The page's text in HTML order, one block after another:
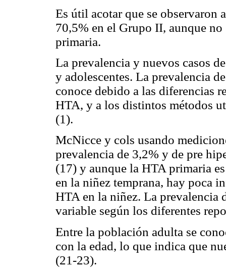
Es útil acotar que se observaron
70,5% en el Grupo II, aunque
primaria.
La prevalencia y nuevos casos
y adolescentes. La prevalencia
conoce debido a las diferencias
HTA, y a los distintos métodos
(1).
McNicce y cols usando
prevalencia de 3,2% y de pre
(17) y aunque la HTA primaria
en la niñez temprana, hay poca
HTA en la niñez. La prevalencia
variable según los diferentes
Entre la población adulta se
con la edad, lo que indica que
(21-23).